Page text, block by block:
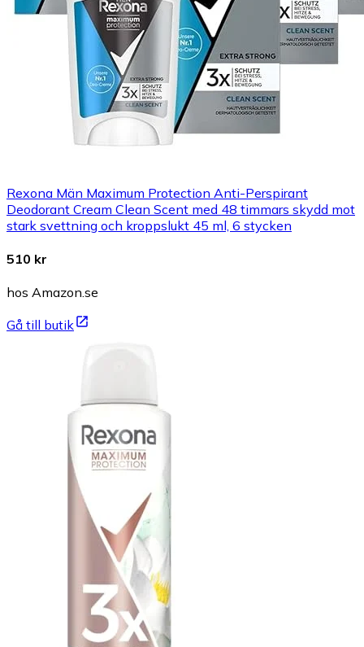
Rexona Män Maximum Protection Anti-Perspirant
Deodorant Cream Clean Scent med 48 timmars skydd mot
stark svettning och kroppslukt 45 ml, 6 stycken
510 kr
hos Amazon.se
Gå till butik